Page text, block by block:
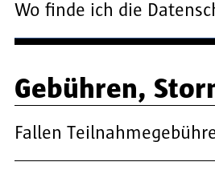
Wo finde ich die
Gebühren,
Fallen